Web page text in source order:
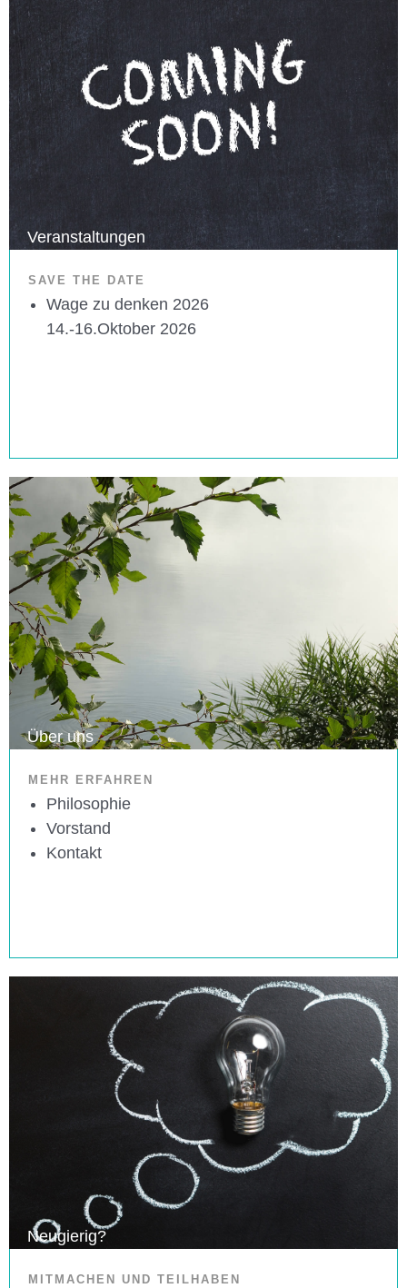
Veranstaltungen
SAVE THE DATE
Wage zu denken 2026
14.-16.Oktober 2026
Über uns
MEHR ERFAHREN
Philosophie
Vorstand
Kontakt
Neugierig?
MITMACHEN UND TEILHABEN